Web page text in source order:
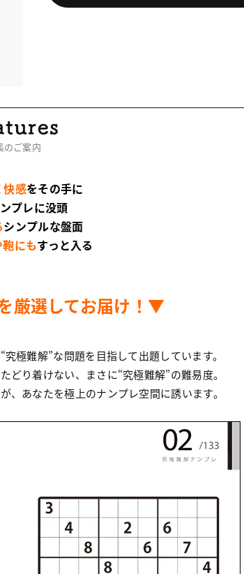
のご案内
快感をその手に
プレに没頭
シンプルな盤面
にもすっと入る
厳選してお届け！ ▼
極難解”な問題を目指して出題しています。
り着けない、まさに“究極難解”の難易度。
あなたを極上のナンプレ空間に誘います。